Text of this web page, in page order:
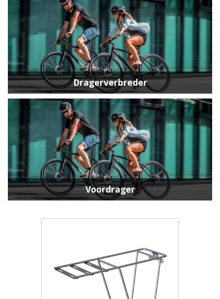
Dragerverbreder
Voordrager